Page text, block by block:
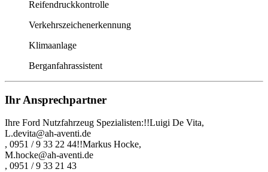
Reifendruckkontrolle
Verkehrszeichenerkennung
Klimaanlage
Berganfahrassistent
Ihr Ansprechpartner
Ihre Ford Nutzfahrzeug Spezialisten:!!Luigi De Vita,
L.devita@ah-aventi.de
, 0951 / 9 33 22 44!!Markus Hocke,
M.hocke@ah-aventi.de
, 0951 / 9 33 21 43